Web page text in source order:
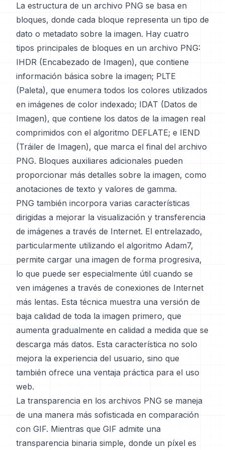
La estructura de un archivo PNG se basa en
bloques, donde cada bloque representa un tipo de
dato o metadato sobre la imagen. Hay cuatro
tipos principales de bloques en un archivo PNG:
IHDR (Encabezado de Imagen), que contiene
información básica sobre la imagen; PLTE
(Paleta), que enumera todos los colores utilizados
en imágenes de color indexado; IDAT (Datos de
Imagen), que contiene los datos de la imagen real
comprimidos con el algoritmo DEFLATE; e IEND
(Tráiler de Imagen), que marca el final del archivo
PNG. Bloques auxiliares adicionales pueden
proporcionar más detalles sobre la imagen, como
anotaciones de texto y valores de gamma.
PNG también incorpora varias características
dirigidas a mejorar la visualización y transferencia
de imágenes a través de Internet. El entrelazado,
particularmente utilizando el algoritmo Adam7,
permite cargar una imagen de forma progresiva,
lo que puede ser especialmente útil cuando se
ven imágenes a través de conexiones de Internet
más lentas. Esta técnica muestra una versión de
baja calidad de toda la imagen primero, que
aumenta gradualmente en calidad a medida que se
descarga más datos. Esta característica no solo
mejora la experiencia del usuario, sino que
también ofrece una ventaja práctica para el uso
web.
La transparencia en los archivos PNG se maneja
de una manera más sofisticada en comparación
con GIF. Mientras que GIF admite una
transparencia binaria simple, donde un píxel es